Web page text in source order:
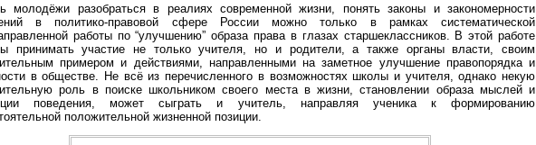
молодёжи разобраться в реалиях современной жизни, понять законы и закономерности
в политико-правовой сфере России можно только в рамках систематической
работы по “улучшению” образа права в глазах старшеклассников. В этой работе
принимать участие не только учителя, но и родители, а также органы власти, своим
примером и действиями, направленными на заметное улучшение правопорядка и
в обществе. Не всё из перечисленного в возможностях школы и учителя, однако некую
роль в поиске школьником своего места в жизни, становлении образа мыслей и
поведения, может сыграть и учитель, направляя ученика к формированию
положительной жизненной позиции.